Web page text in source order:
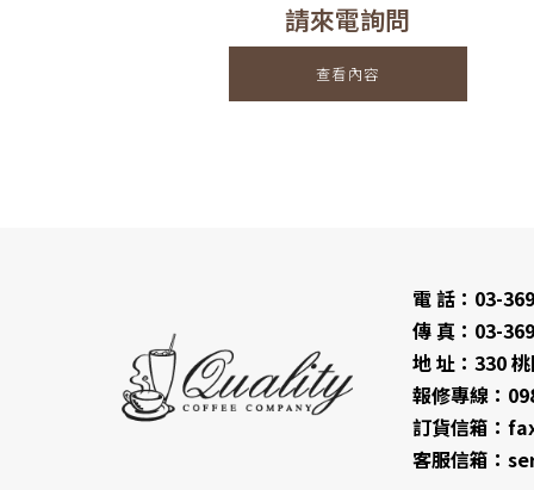
請來電詢問
查看內容
電 話：03-
傳 真：03-
地 址：330
報修專線：
訂貨信箱：
客服信箱：